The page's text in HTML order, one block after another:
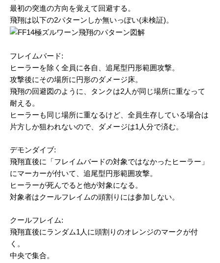
最初の突進の方向を覚えて回避する。
飛翔は以下の2パターンしか無いっぽい(未検証)。
フレイムバード:
ヒーラーを除く全員に各自、追尾型円形範囲攻撃。
攻撃後にその場所に円形のダメージ床。
飛翔の回避図のように、タンクは2人が同じ場所に重なって
耐える。
ヒーラーも同じ場所に重なるけど、全員生存している場合は
片方しか狙われないので、ダメージは1人分で済む。
デモンダイブ:
飛翔直後に「フレイムバードの対象ではなかったヒーラー」
にマーカーが付いて、追尾型円形範囲攻撃。
ヒーラーが死んでると他が対象になる。
対象者はクールフレイムの頭割りには参加しない。
クールフレイム:
飛翔直後にランダム1人に頭割りのオレンジのマークが付
く。
中央で集合。